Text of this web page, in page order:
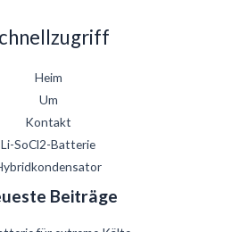
Heim
Um
Kontakt
Li-SoCl2-Batterie
Beiträge